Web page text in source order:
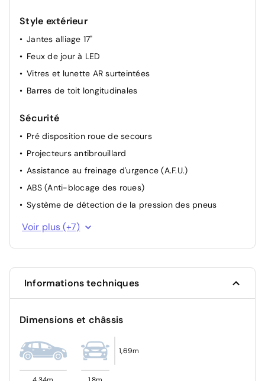
Style extérieur
Jantes alliage 17"
Feux de jour à LED
Vitres et lunette AR surteintées
Barres de toit longitudinales
Sécurité
Pré disposition roue de secours
Projecteurs antibrouillard
Assistance au freinage d'urgence (A.F.U.)
ABS (Anti-blocage des roues)
Système de détection de la pression des pneus
Système de contrôle de trajectoire (ESP) et aide au
démarrage en côte
Alerte d'oubli de ceinture de sécurité
Allumage automatique des feux et des essuie-glaces
Détecteur d'angles morts
Système de fixation ISOFIX
Condamnation des portes électriques
Voir plus (+7)
Informations techniques
Dimensions et châssis
1,69m